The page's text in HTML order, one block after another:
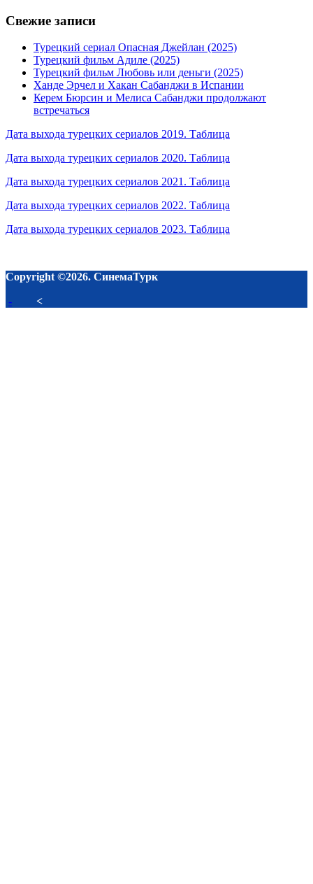
Свежие записи
Турецкий сериал Опасная Джейлан (2025)
Турецкий фильм Адиле (2025)
Турецкий фильм Любовь или деньги (2025)
Ханде Эрчел и Хакан Сабанджи в Испании
Керем Бюрсин и Мелиса Сабанджи продолжают
встречаться
Дата выхода турецких сериалов 2019. Таблица
Дата выхода турецких сериалов 2020. Таблица
Дата выхода турецких сериалов 2021. Таблица
Дата выхода турецких сериалов 2022. Таблица
Дата выхода турецких сериалов 2023. Таблица
Copyright ©2026. СинемаТурк
- <